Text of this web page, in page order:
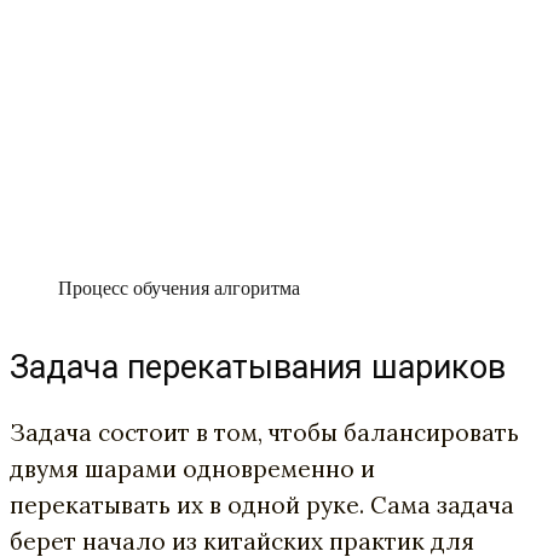
Процесс обучения алгоритма
Задача перекатывания шариков
Задача состоит в том, чтобы балансировать
двумя шарами одновременно и
перекатывать их в одной руке. Сама задача
берет начало из китайских практик для